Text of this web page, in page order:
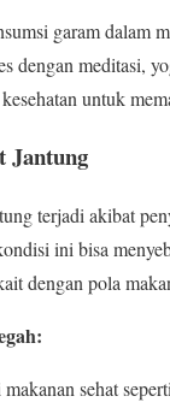
garam dalam
dengan meditasi,
untuk
Jantung
terjadi akibat
ini bisa
dengan pola
sehat